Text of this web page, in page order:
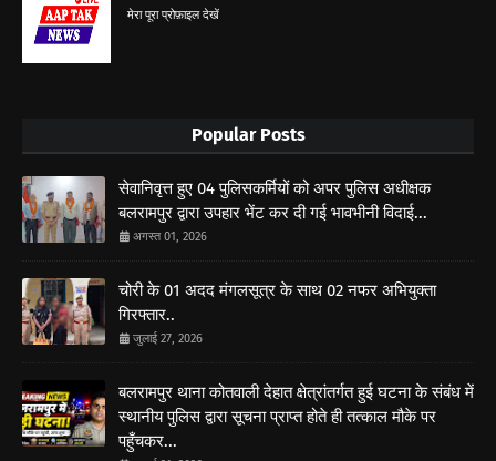
मेरा पूरा प्रोफ़ाइल देखें
Popular Posts
सेवानिवृत्त हुए 04 पुलिसकर्मियों को अपर पुलिस अधीक्षक
बलरामपुर द्वारा उपहार भेंट कर दी गई भावभीनी विदाई...
अगस्त 01, 2026
चोरी के 01 अदद मंगलसूत्र के साथ 02 नफर अभियुक्ता
गिरफ्तार..
जुलाई 27, 2026
बलरामपुर थाना कोतवाली देहात क्षेत्रांतर्गत हुई घटना के संबंध में
स्थानीय पुलिस द्वारा सूचना प्राप्त होते ही तत्काल मौके पर
पहुँचकर...